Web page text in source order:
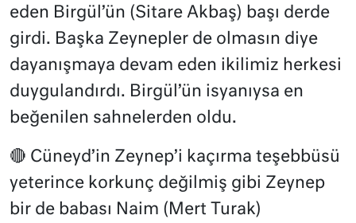
eden Birgül’ün (Sitare Akbaş) başı derde
girdi. Başka Zeynepler de olmasın diye
dayanışmaya devam eden ikilimiz herkesi
duygulandırdı. Birgül’ün isyanıysa en
beğenilen sahnelerden oldu.
🔴 Cüneyd’in Zeynep’i kaçırma teşebbüsü
yeterince korkunç değilmiş gibi Zeynep
bir de babası Naim (Mert Turak)